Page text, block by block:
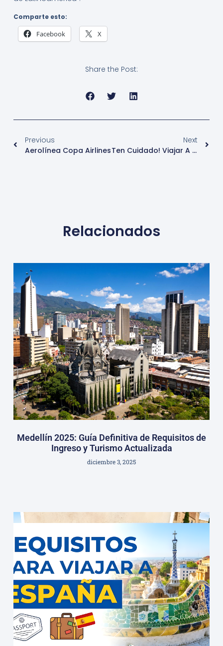
Comparte esto:
Facebook X
Share the Post:
Previous
Aerolínea Copa Airlines
Next
Ten Cuidado! Viajar A Menudo Por Trabajo Puede Perjudicar Gravemente Su Salud
Relacionados
Medellín 2025: Guía Definitiva de Requisitos de
Ingreso y Turismo Actualizada
diciembre 3, 2025